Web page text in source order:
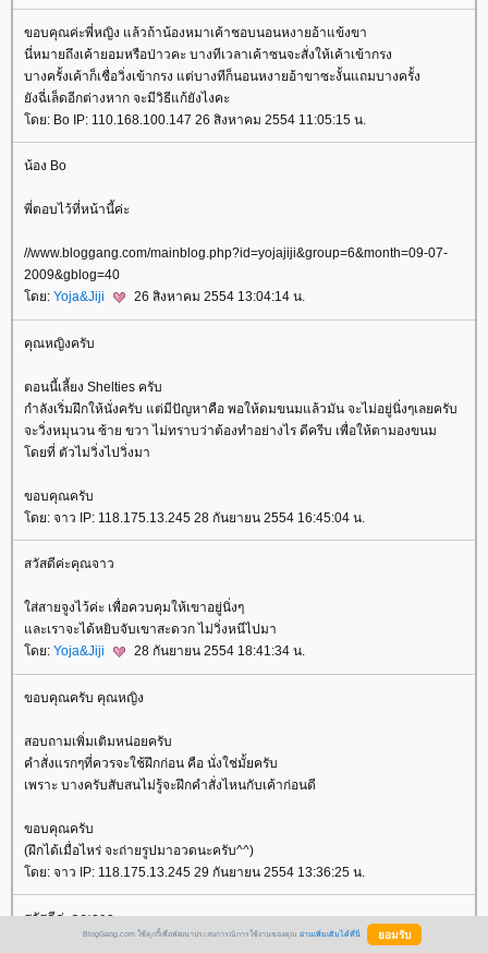
ขอบคุณค่ะพี่หญิง แล้วถ้าน้องหมาเค้าชอบนอนหงายอ้าแข้งขา
นี่หมายถึงเค้ายอมหรือป่าวคะ บางทีเวลาเค้าซนจะสั่งให้เค้าเข้ากรง
บางครั้งเค้าก็เชื่อวิ่งเข้ากรง แต่บางทีก็นอนหงายอ้าขาซะงั้นแถมบางครั้ง
ังฉี่เล็ดอีกต่างหาก จะมีวิธีแก้ยังไงคะ
ดย: Bo IP: 110.168.100.147 26 สิงหาคม 2554 11:05:15 น.
น้อง Bo
พี่ตอบไว้ที่หน้านี้ค่ะ
//www.bloggang.com/mainblog.php?id=yojajiji&group=6&month=09-07-
2009&gblog=40
ดย: Yoja&Jiji 26 สิงหาคม 2554 13:04:14 น.
คุณหญิงครับ
ตอนนี้เลี้ยง Shelties ครับ
กำลังเริ่มฝึกให้นั่งครับ แต่มีปัญหาคือ พอให้ดมขนมแล้วมัน จะไม่อยู่นิ่งๆเลยครับ
จะวิ่งหมุนวน ซ้าย ขวา ไม่ทราบว่าต้องทำอย่างไร ดีครีบ เพื่อให้ตามองขนม
ดยที่ ตัวไม่วิ่งไปวิ่งมา
ขอบคุณครับ
ดย: จาว IP: 118.175.13.245 28 กันยายน 2554 16:45:04 น.
สวัสดีค่ะคุณจาว
ส่สายจูงไว้ค่ะ เพื่อควบคุมให้เขาอยู่นิ่งๆ
ละเราจะได้หยิบจับเขาสะดวก ไม่วิ่งหนีไปมา
ดย: Yoja&Jiji 28 กันยายน 2554 18:41:34 น.
ขอบคุณครับ คุณหญิง
สอบถามเพิ่มเติมหน่อยครับ
คำสั่งแรกๆที่ควรจะใช้ฝึกก่อน คือ นั่งใช่มั้ยครับ
เพราะ บางครับสับสนไม่รู้จะฝึกคำสั่งไหนกับเค้าก่อนดี
ขอบคุณครับ
(ฝึกได้เมื่อไหร่ จะถ่ายรูปมาอวดนะครับ^^)
ดย: จาว IP: 118.175.13.245 29 กันยายน 2554 13:36:25 น.
สวัสดีค่ะคุณจาว
BlogGang.com ใช้คุกกี้เพื่อพัฒนาประสบการณ์การใช้งานของคุณ อ่านเพิ่มเติมได้ที่นี่